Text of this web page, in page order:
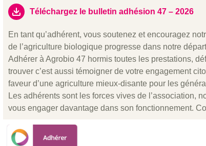
Téléchargez le bulletin adhésion 47 – 2026
En tant qu’adhérent, vous soutenez et encouragez
de l’agriculture biologique progresse dans notre
Adhérer à Agrobio 47 hormis toutes les prestations,
trouver c’est aussi témoigner de votre engagement
faveur d’une agriculture mieux-disante pour les
Les adhérents sont les forces vives de l’association,
vous engager davantage dans son fonctionnement.